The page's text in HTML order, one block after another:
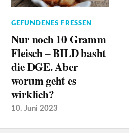
GEFUNDENES FRESSEN
Nur noch 10 Gramm
Fleisch – BILD basht
die DGE. Aber
worum geht es
wirklich?
10. Juni 2023